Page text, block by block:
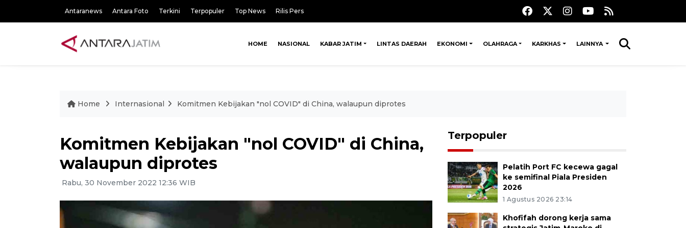
Antaranews Antara Foto Terkini Terpopuler Top News Rilis Pers
HOME NASIONAL KABAR JATIM LINTAS DAERAH EKONOMI OLAHRAGA KARKHAS LAINNYA
Home Internasional Komitmen Kebijakan "nol COVID" di China, walaupun diprotes
Komitmen Kebijakan "nol COVID" di China,
walaupun diprotes
Rabu, 30 November 2022 12:36 WIB
Terpopuler
Pelatih Port FC kecewa gagal
ke semifinal Piala Presiden
2026
1 Agustus 2026 23:14
Khofifah dorong kerja sama